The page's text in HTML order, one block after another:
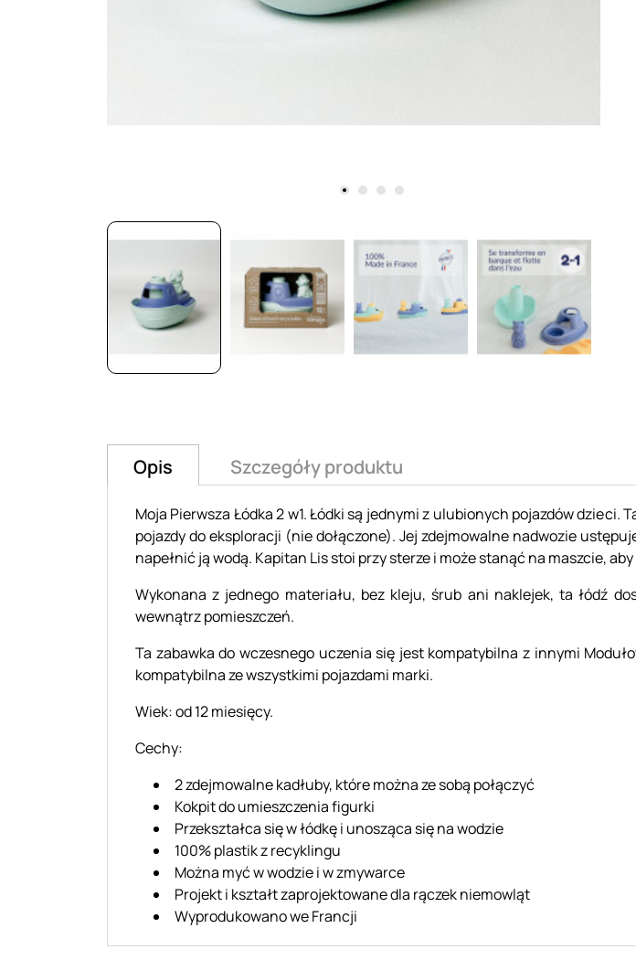
Opis Szczegóły produktu
Moja Pierwsza Łódka 2 w1. Łódki są jednymi z ulubionych pojazdów dzieci.
pojazdy do eksploracji (nie dołączone). Jej zdejmowalne nadwozie
napełnić ją wodą. Kapitan Lis stoi przy sterze i może stanąć na maszcie,
Wykonana z jednego materiału, bez kleju, śrub ani naklejek, ta łódź
wewnątrz pomieszczeń.
Ta zabawka do wczesnego uczenia się jest kompatybilna z innymi
kompatybilna ze wszystkimi pojazdami marki.
Wiek: od 12 miesięcy.
Cechy:
2 zdejmowalne kadłuby, które można ze sobą połączyć
Kokpit do umieszczenia figurki
Przekształca się w łódkę i unosząca się na wodzie
100% plastik z recyklingu
Można myć w wodzie i w zmywarce
Projekt i kształt zaprojektowane dla rączek niemowląt
Wyprodukowano we Francji